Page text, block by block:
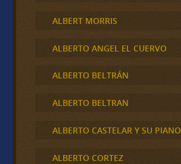
ALBERT MORRIS
ALBERTO ANGEL EL CUERVO
ALBERTO BELTRÁN
ALBERTO BELTRAN
ALBERTO CASTELAR Y SU PIANO
ALBERTO CORTEZ